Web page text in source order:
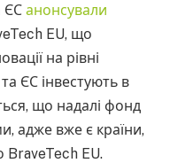
ЄС анонсували
EU, що
на рівні
ЄС інвестують в
що надалі фонд
адже вже є країни,
BraveTech EU.